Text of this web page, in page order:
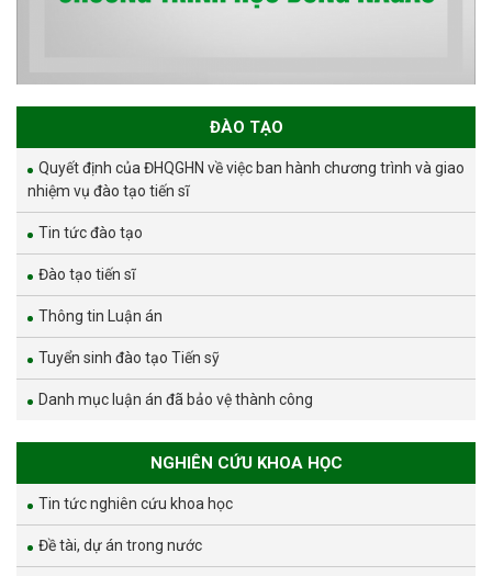
ĐÀO TẠO
Quyết định của ĐHQGHN về việc ban hành chương trình và giao
nhiệm vụ đào tạo tiến sĩ
Tin tức đào tạo
Đào tạo tiến sĩ
Thông tin Luận án
Tuyển sinh đào tạo Tiến sỹ
Danh mục luận án đã bảo vệ thành công
NGHIÊN CỨU KHOA HỌC
Tin tức nghiên cứu khoa học
Đề tài, dự án trong nước